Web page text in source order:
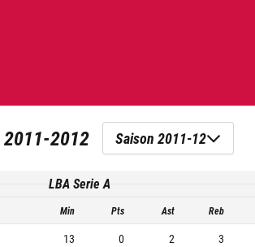
2011-2012 Saison 2011-12
LBA Serie A
Min Pts Ast Reb
13 0 2 3